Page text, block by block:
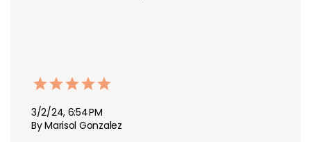
3/2/24, 6:54 PM
By Marisol Gonzalez